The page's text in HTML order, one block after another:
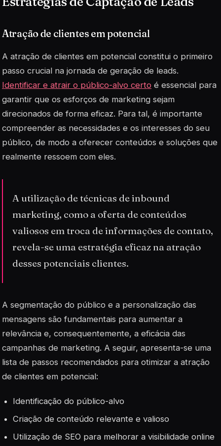
Atração de clientes em potencial
A atração de clientes em potencial constitui o primeiro
passo crucial na jornada de geração de leads.
Identificar e atrair o público-alvo certo é essencial para
garantir que os esforços de marketing sejam
direcionados de forma eficaz. Para tal, é importante
compreender as necessidades e os interesses do seu
público, de modo a oferecer conteúdos e soluções que
realmente ressoem com eles.
A utilização de técnicas de inbound
marketing, como a oferta de conteúdos
valiosos em troca de informações de contato,
revela-se uma estratégia eficaz na atração
desses potenciais clientes.
A segmentação do público e a personalização das
mensagens são fundamentais para aumentar a
relevância e, consequentemente, a eficácia das
campanhas de marketing. A seguir, apresenta-se uma
lista de passos recomendados para otimizar a atração
de clientes em potencial:
Identificação do público-alvo
Criação de conteúdo relevante e valioso
Utilização de SEO para melhorar a visibilidade online